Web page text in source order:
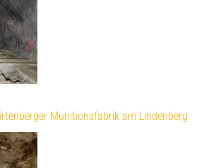
Munitionsfabrik am Lindenberg